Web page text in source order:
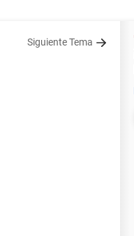
Siguiente Tema